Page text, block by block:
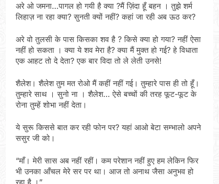
अरे ओ जमना…पागल हो गयी है क्या ?मैं ज़िंदा हूँ बहन । तुझे शर्म
लिहाज़ ना रहा क्या? सुनती क्यों नहीं? कहां जा रही अब ऊठ कर?
अरे वो तुलसी के पास किसका शव है ? किसे क्या हो गया? नहीं ऐसा
नहीं हो सकता । क्या ये शव मेरा है? क्या मैं मुक्त हो गई? हे विधाता
एक आहट तो दे देता? एक बार विदा तो ले लेती उनसे!
शैलेश। शैलेश तुम मत रोओ मैं कहीं नहीं गई। तुम्हारे पास ही तो हूँ।
तुम्हारे साथ । सुनो ना । शैलेश… ऐसे बच्चों की तरह फूट-फूट के
रोना तुम्हें शोभा नहीं देता।
ये सुरू किससे बात कर रही फोन पर? यहां आओ बेटा सम्भालो अपने
ससुर जी को।
“माँ। मेरी सास अब नहीं रहीं। कम परेशान नहीं हुए हम लेकिन फिर
भी उनका आँचल मेरे सर पर था। आज तो अनाथ जैसा अनुभव हो
रहा है ।”